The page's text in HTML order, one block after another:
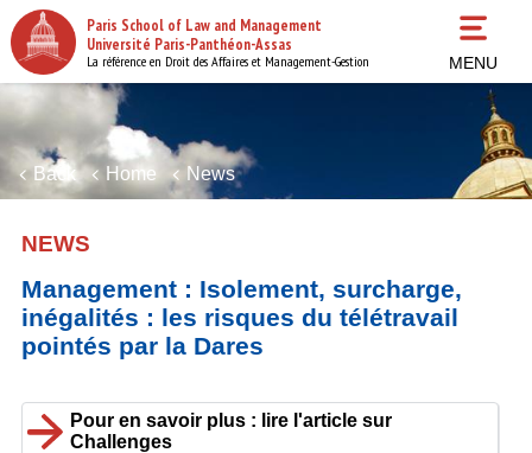
Skip
to
main
content
Paris School of Law and Management
Université Paris-Panthéon-Assas
La référence en Droit des Affaires et Management-Gestion MENU
Back Home News
NEWS
Management : Isolement, surcharge,
inégalités : les risques du télétravail
pointés par la Dares
Pour en savoir plus : lire l'article sur
Challenges